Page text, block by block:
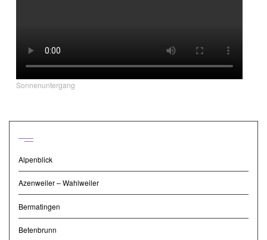
Sonnenuntergang
Alpenblick
Azenweiler – Wahlweiler
Bermatingen
Betenbrunn